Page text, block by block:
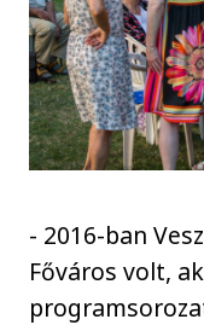
- 2016-ban
Főváros volt,